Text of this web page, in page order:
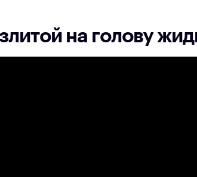
на голову